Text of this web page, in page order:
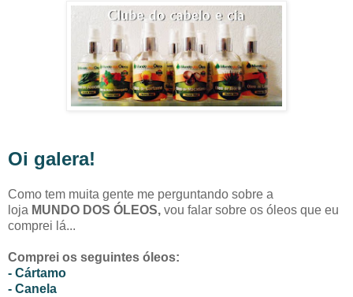
Oi galera!
Como tem muita gente me perguntando sobre a
loja MUNDO DOS ÓLEOS, vou falar sobre os óleos que eu
comprei lá...
Comprei os seguintes óleos:
- Cártamo
- Canela